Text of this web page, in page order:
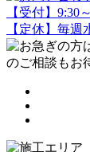
【受付】9:30
【定休】毎週